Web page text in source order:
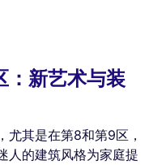
：新艺术与装
尤其是在第8和第9区，
人的建筑风格为家庭提